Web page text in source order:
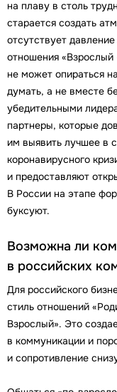
на плаву в столь
старается создать
отсутствует
отношения «Взрослый
не может опираться
думать, а не вместе
убедительными
партнеры, которые
им выявить лучшее в
коронавирусного
и предоставляют
В России на этапе
буксуют.
Возможна ли
в российских
Для российского
стиль отношений
Взрослый». Это
в коммуникации и
и сопротивление